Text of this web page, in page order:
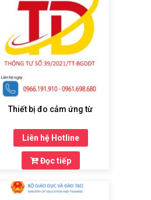
Thiết bị đo cảm ứng từ
Liên hệ Hotline
Đọc tiếp